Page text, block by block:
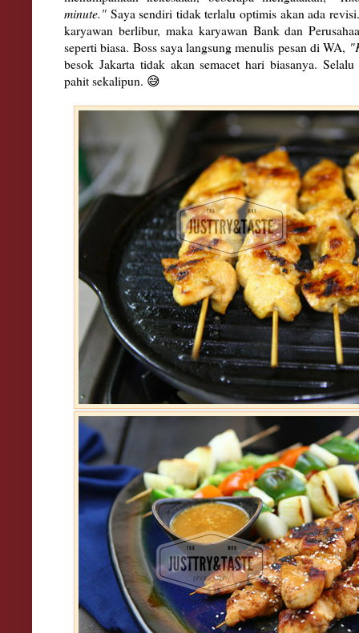
minute." Saya sendiri tidak terlalu optimis akan ada
karyawan berlibur, maka karyawan Bank dan
seperti biasa. Boss saya langsung menulis pesan di WA,
besok Jakarta tidak akan semacet hari biasanya.
pahit sekalipun. 😅